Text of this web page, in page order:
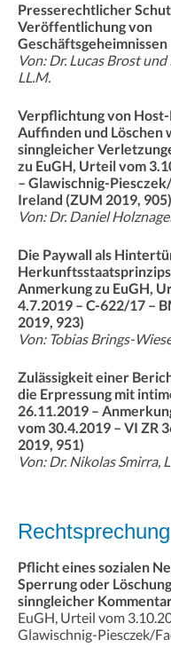
Presserechtlicher
Veröffentlichung von
Geschäftsgeheimnissen
Von: Dr. Lucas Brost
LL.M.
Verpflichtung von
Auffinden und Löschen
sinngleicher
zu EuGH, Urteil vom
– Glawischnig-
Ireland (ZUM 2019, 905)
Von: Dr. Daniel
Die Paywall als
Anmerkung zu EuGH,
4.7.2019 – C-622/17 –
2019, 923)
Von: Tobias Brings-
Zulässigkeit einer
die Erpressung mit
26.11.2019 –
vom 30.4.2019 – VI ZR
2019, 951)
Von: Dr. Nikolas Smirra,
Rechtsprechung
Pflicht eines sozialen
Sperrung oder
sinngleicher
EuGH, Urteil vom
Glawischnig-Piesczek/